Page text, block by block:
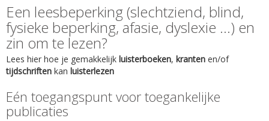
Een leesbeperking (slechtziend, blind,
fysieke beperking, afasie, dyslexie ...) en
zin om te lezen?
Lees hier hoe je gemakkelijk luisterboeken, kranten en/of
tijdschriften kan luisterlezen
Eén toegangspunt voor toegankelijke
publicaties